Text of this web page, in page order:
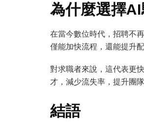
為什麼選擇
在當今數位時代，招聘不
僅能加快流程，還能提升
對求職者來說，這代表更
才，減少流失率，提升團隊
結語